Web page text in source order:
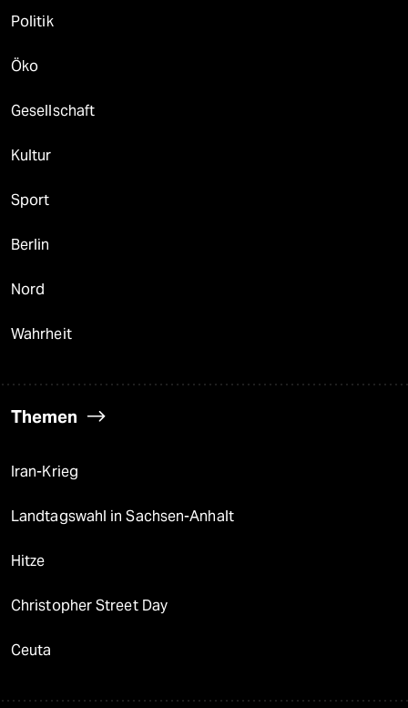
Politik
Öko
Gesellschaft
Kultur
Sport
Berlin
Nord
Wahrheit
Themen
Iran-Krieg
Landtagswahl in Sachsen-Anhalt
Hitze
Christopher Street Day
Ceuta